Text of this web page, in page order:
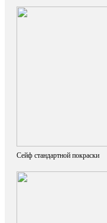
Сейф стандартной покраски